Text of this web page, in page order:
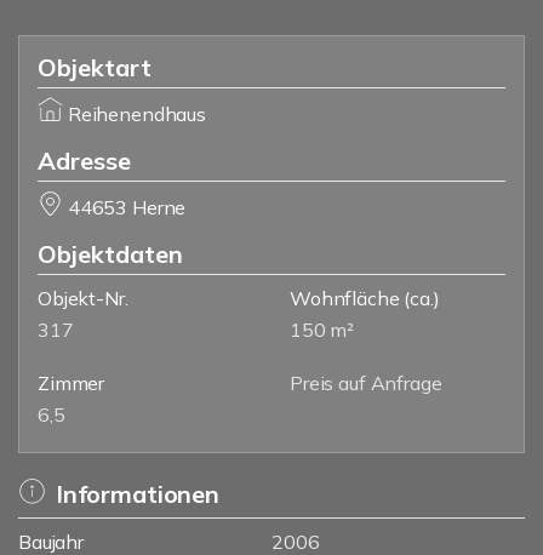
Objektart
Reihenendhaus
Adresse
44653 Herne
Objektdaten
Objekt-Nr.
317
Wohnfläche (ca.)
150 m²
Zimmer
6,5
Preis auf Anfrage
Informationen
Baujahr
2006